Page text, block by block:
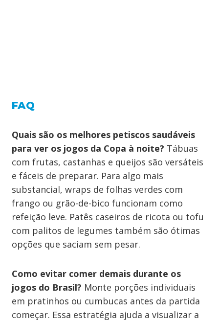
FAQ
Quais são os melhores petiscos saudáveis
para ver os jogos da Copa à noite? Tábuas
com frutas, castanhas e queijos são versáteis
e fáceis de preparar. Para algo mais
substancial, wraps de folhas verdes com
frango ou grão-de-bico funcionam como
refeição leve. Patês caseiros de ricota ou tofu
com palitos de legumes também são ótimas
opções que saciam sem pesar.
Como evitar comer demais durante os
jogos do Brasil? Monte porções individuais
em pratinhos ou cumbucas antes da partida
começar. Essa estratégia ajuda a visualizar a